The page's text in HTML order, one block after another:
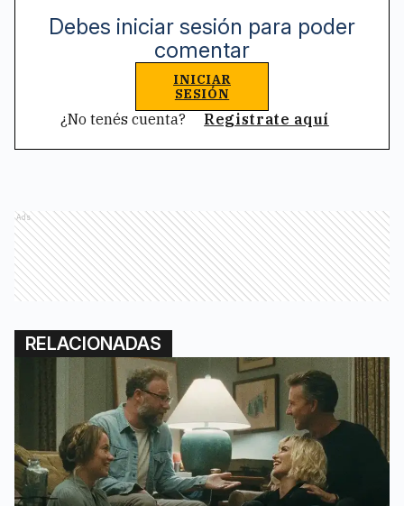
Debes iniciar sesión para poder
comentar
INICIAR
SESIÓN
¿No tenés cuenta? Registrate aquí
Ads
RELACIONADAS